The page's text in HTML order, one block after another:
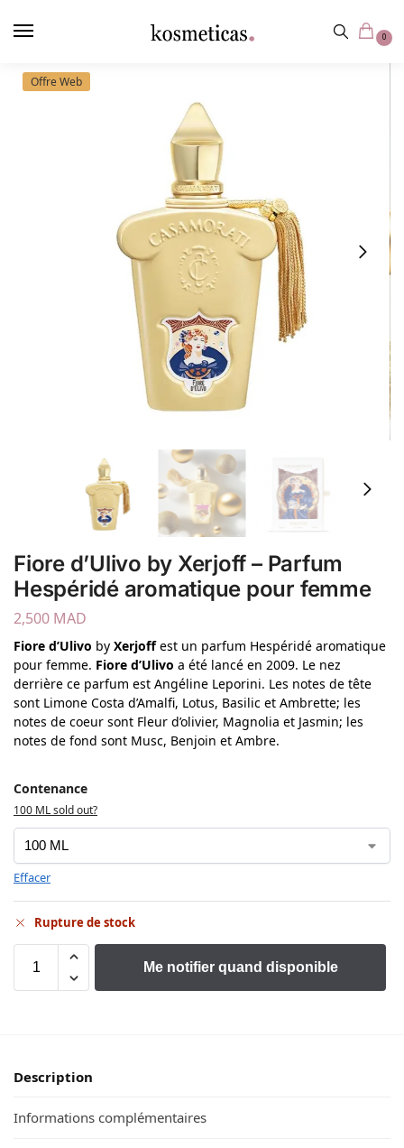
principal
0
Offre Web
Fiore d’Ulivo by Xerjoff – Parfum
Hespéridé aromatique pour femme
2,500 MAD
Fiore d’Ulivo by Xerjoffest un parfum Hespéridé aromatique
pour femme. Fiore d’Ulivo a été lancé en 2009. Le nez
derrière ce parfum est Angéline Leporini. Les notes de tête
sont Limone Costa d’Amalfi, Lotus, Basilic et Ambrette; les
notes de coeur sont Fleur d’olivier, Magnolia et Jasmin; les
notes de fond sont Musc, Benjoin et Ambre.
Contenance
100 ML sold out?
Effacer
Rupture de stock
Me notifier quand disponible
Description
Informations complémentaires